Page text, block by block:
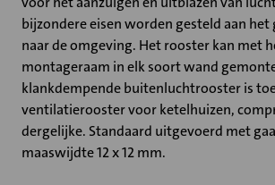
bijzondere eisen worden gesteld aan het
naar de omgeving. Het rooster kan met
montageraam in elk soort wand
klankdempende buitenluchtrooster is
ventilatierooster voor ketelhuizen,
dergelijke. Standaard uitgevoerd met
maaswijdte 12 x 12 mm.